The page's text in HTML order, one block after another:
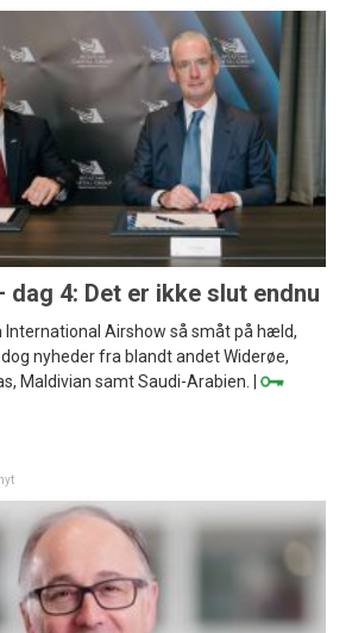
dag 4: Det er ikke slut endnu
International Airshow så småt på hæld,
nyheder fra blandt andet Widerøe,
Maldivian samt Saudi-Arabien. |